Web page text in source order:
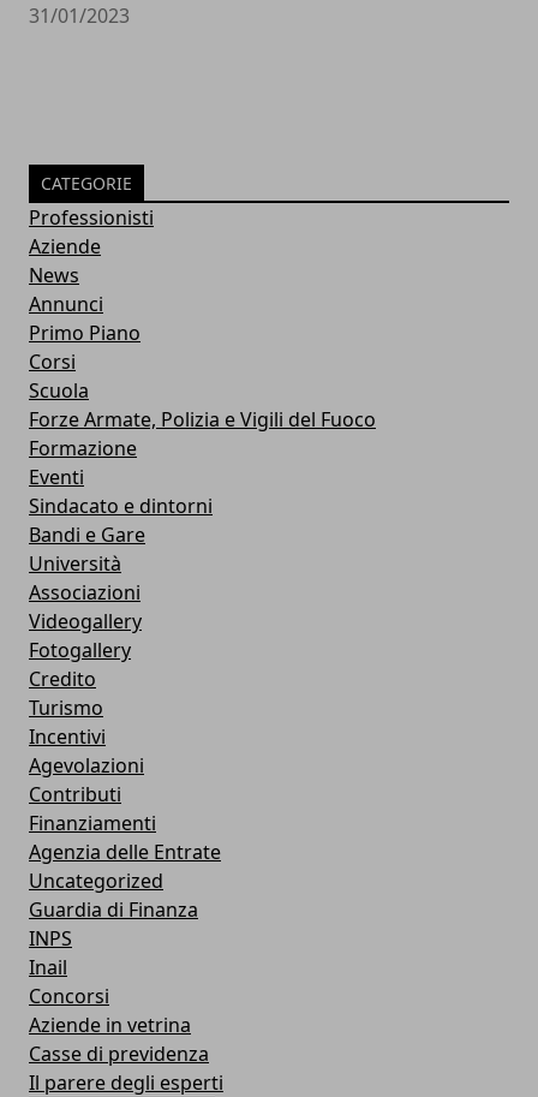
31/01/2023
CATEGORIE
Professionisti
Aziende
News
Annunci
Primo Piano
Corsi
Scuola
Forze Armate, Polizia e Vigili del Fuoco
Formazione
Eventi
Sindacato e dintorni
Bandi e Gare
Università
Associazioni
Videogallery
Fotogallery
Credito
Turismo
Incentivi
Agevolazioni
Contributi
Finanziamenti
Agenzia delle Entrate
Uncategorized
Guardia di Finanza
INPS
Inail
Concorsi
Aziende in vetrina
Casse di previdenza
Il parere degli esperti